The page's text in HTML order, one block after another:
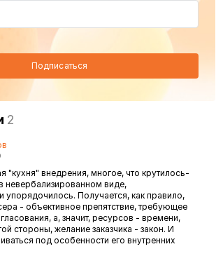
Подписаться
2
"кухня" внедрения, многое, что крутилось-
невербализированном виде,
упорядочилось. Получается, как правило,
- объективное препятствие, требующее
а, значит, ресурсов - времени,
стороны, желание заказчика - закон. И
под особенности его внутренних